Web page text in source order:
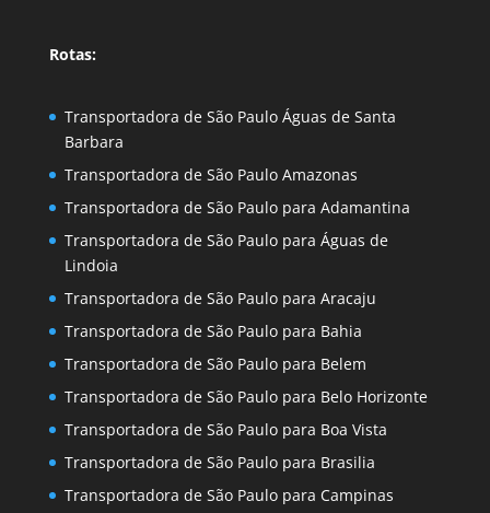
Rotas:
Transportadora de São Paulo Águas de Santa
Barbara
Transportadora de São Paulo Amazonas
Transportadora de São Paulo para Adamantina
Transportadora de São Paulo para Águas de
Lindoia
Transportadora de São Paulo para Aracaju
Transportadora de São Paulo para Bahia
Transportadora de São Paulo para Belem
Transportadora de São Paulo para Belo Horizonte
Transportadora de São Paulo para Boa Vista
Transportadora de São Paulo para Brasilia
Transportadora de São Paulo para Campinas